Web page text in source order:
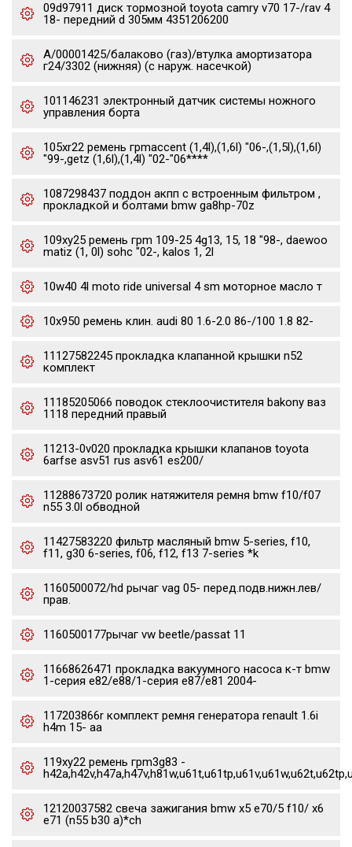
09d97911 диск тормозной toyota camry v70 17-/rav 4
18- передний d 305мм 4351206200
А/00001425/балаково (газ)/втулка амортизатора
г24/3302 (нижняя) (с наруж. насечкой)
101146231 электронный датчик системы ножного
управления борта
105xr22 ремень грmaccent (1,4l),(1,6l) "06-,(1,5l),(1,6l)
"99-,getz (1,6l),(1,4l) "02-"06****
1087298437 поддон акпп с встроенным фильтром ,
прокладкой и болтами bmw ga8hp-70z
109xy25 ремень грm 109-25 4g13, 15, 18 "98-, daewoo
matiz (1, 0l) sohc "02-, kalos 1, 2l
10w40 4l moto ride universal 4 sm моторное масло т
10x950 ремень клин. audi 80 1.6-2.0 86-/100 1.8 82-
11127582245 прокладка клапанной крышки n52
комплект
11185205066 поводок стеклоочистителя bakony ваз
1118 передний правый
11213-0v020 прокладка крышки клапанов toyota
6arfse asv51 rus asv61 es200/
11288673720 ролик натяжителя ремня bmw f10/f07
n55 3.0l обводной
11427583220 фильтр масляный bmw 5-series, f10,
f11, g30 6-series, f06, f12, f13 7-series *k
1160500072/hd рычаг vag 05- перед.подв.нижн.лев/
прав.
1160500177рычаг vw beetle/passat 11
11668626471 прокладка вакуумного насоса к-т bmw
1-серия e82/e88/1-серия e87/e81 2004-
117203866r комплект ремня генератора renault 1.6i
h4m 15- aa
119xy22 ремень грm3g83 -
12120037582 свеча зажигания bmw x5 e70/5 f10/ x6
e71 (n55 b30 a)*ch